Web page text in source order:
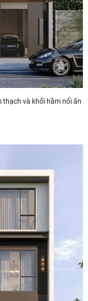
thạch và khối hầm nổi ấn